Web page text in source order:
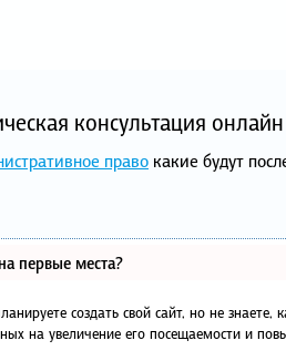
консультация
право какие будут
первые места?
создать свой сайт, но не
на увеличение его посещаемости и